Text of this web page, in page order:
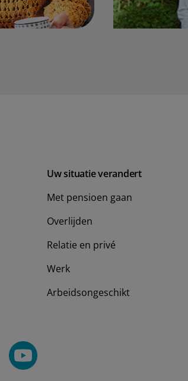
Uw situatie verandert
Met pensioen gaan
Overlijden
Relatie en privé
Werk
Arbeidsongeschikt